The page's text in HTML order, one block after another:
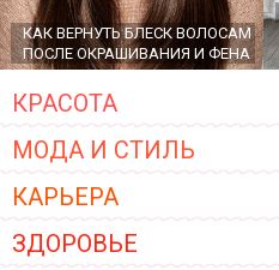
КАК ВЕРНУТЬ БЛЕСК ВОЛОСАМ
ПОСЛЕ ОКРАШИВАНИЯ И ФЕНА
КРАСОТА
МОДА И СТИЛЬ
КАРЬЕРА
ЗДОРОВЬЕ